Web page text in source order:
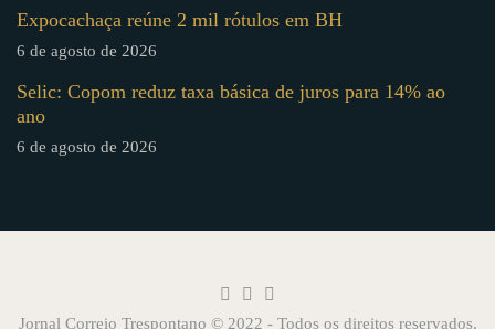
Expocachaça reúne 2 mil rótulos em BH
6 de agosto de 2026
Selic: Copom reduz taxa básica de juros para 14% ao
ano
6 de agosto de 2026
Jornal Correio Trespontano © 2022 - Todos os direitos reservados.